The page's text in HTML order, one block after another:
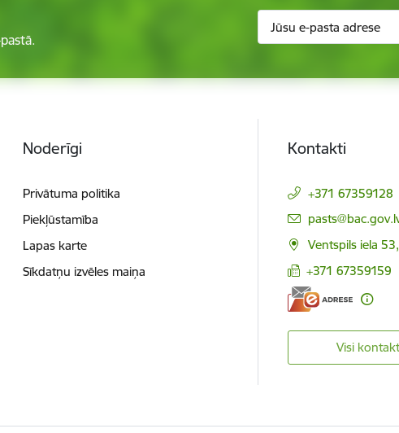
Noderīgi
Privātuma politika
Piekļūstamība
Lapas karte
Sīkdatņu izvēles maiņa
Kontakti
+371 67359128
E-pasts:
Ventspils iela
+371 67359159
Visi